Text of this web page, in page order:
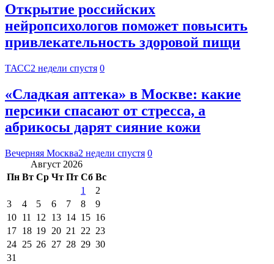
Открытие российских
нейропсихологов поможет повысить
привлекательность здоровой пищи
ТАСС2 недели спустя 0
«Сладкая аптека» в Москве: какие
персики спасают от стресса, а
абрикосы дарят сияние кожи
Вечерняя Москва2 недели спустя 0
Август 2026
Пн Вт Ср Чт Пт Сб Вс
1
2
3
4 5 6 7 8
9
10 11 12 13 14 15 16
17 18 19 20 21 22 23
24 25 26 27 28 29 30
31